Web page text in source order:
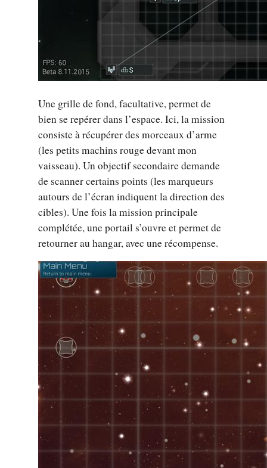
Une grille de fond, facultative, permet de
bien se repérer dans l’espace. Ici, la mission
consiste à récupérer des morceaux d’arme
(les petits machins rouge devant mon
vaisseau). Un objectif secondaire demande
de scanner certains points (les marqueurs
autours de l’écran indiquent la direction des
cibles). Une fois la mission principale
complétée, une portail s’ouvre et permet de
retourner au hangar, avec une récompense.